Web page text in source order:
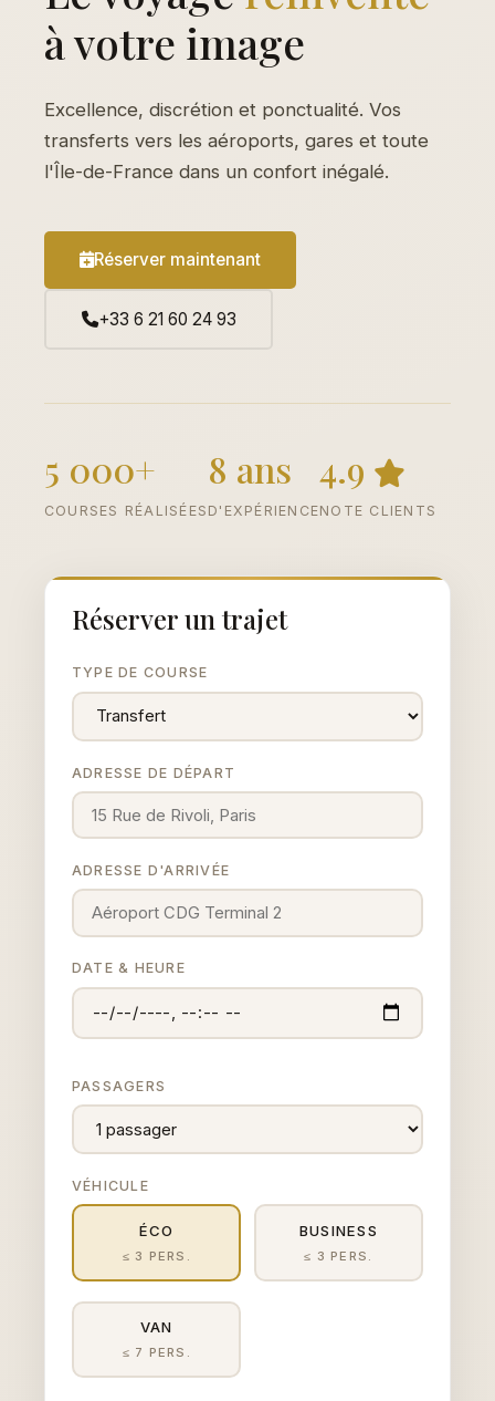
à votre image
Excellence, discrétion et ponctualité. Vos
transferts vers les aéroports, gares et toute
l'Île-de-France dans un confort inégalé.
Réserver maintenant
+33 6 21 60 24 93
5 000+
COURSES RÉALISÉES
8 ans
D'EXPÉRIENCE
4.9
NOTE CLIENTS
Réserver un trajet
TYPE DE COURSE
ADRESSE DE DÉPART
ADRESSE D'ARRIVÉE
DATE & HEURE
PASSAGERS
VÉHICULE
ÉCO
≤ 3 PERS.
BUSINESS
≤ 3 PERS.
VAN
≤ 7 PERS.